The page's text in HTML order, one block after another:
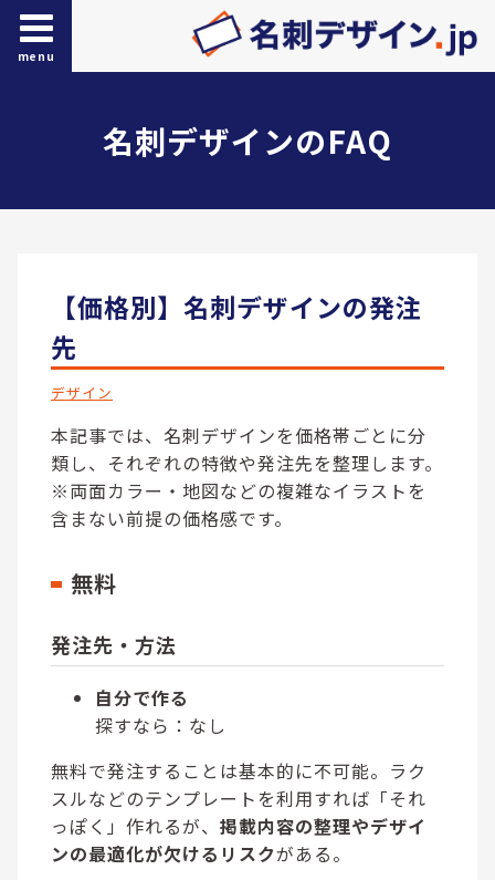
menu
名刺デザインのFAQ
【価格別】名刺デザインの発注
先
デザイン
本記事では、名刺デザインを価格帯ごとに分
類し、それぞれの特徴や発注先を整理します。
※両面カラー・地図などの複雑なイラストを
含まない前提の価格感です。
無料
発注先・方法
自分で作る
探すなら：なし
無料で発注することは基本的に不可能。ラク
スルなどのテンプレートを利用すれば「それ
っぽく」作れるが、 掲載内容の整理やデザイ
ンの最適化が欠けるリスクがある。